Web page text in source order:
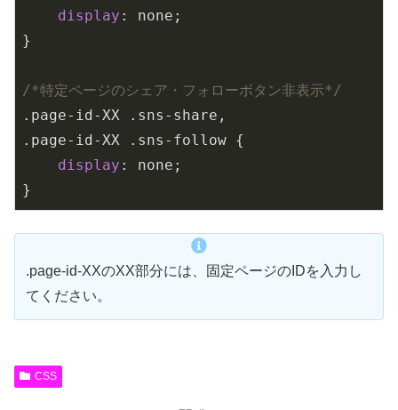
display : none;
}
/*特定ページのシェア・フォローボタン非表示*/
.page-id-XX
.sns-share
.page-id-XX
.sns-follow {
display : none;
}
.page-id-XXのXX部分には、固定ページのIDを入力し
てください。
CSS